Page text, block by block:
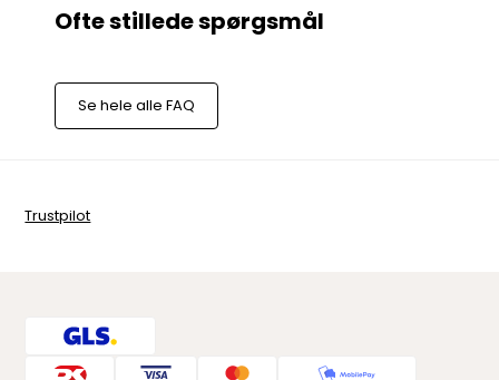
Se hele alle FAQ
Trustpilot